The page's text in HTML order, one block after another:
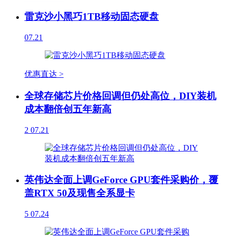
雷克沙小黑巧1TB移动固态硬盘
07.21
优惠直达 >
全球存储芯片价格回调但仍处高位，DIY装机
成本翻倍创五年新高
2 07.21
英伟达全面上调GeForce GPU套件采购价，覆
盖RTX 50及现售全系显卡
5 07.24